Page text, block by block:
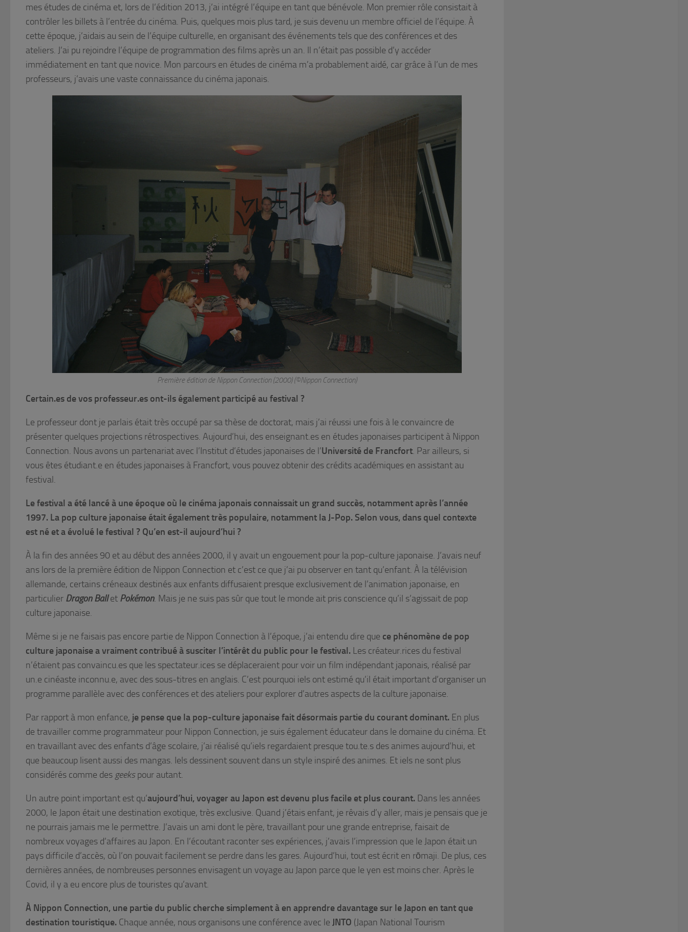
mes études de cinéma et, lors de l’édition 2013, j’ai intégré l’équipe en tant que bénévole. Mon premier rôle consistait à
contrôler les billets à l’entrée du cinéma. Puis, quelques mois plus tard, je suis devenu un membre officiel de l’équipe. À
cette époque, j’aidais au sein de l’équipe culturelle, en organisant des événements tels que des conférences et des
ateliers. J’ai pu rejoindre l’équipe de programmation des films après un an. Il n’était pas possible d’y accéder
immédiatement en tant que novice. Mon parcours en études de cinéma m’a probablement aidé, car grâce à l’un de mes
professeurs, j’avais une vaste connaissance du cinéma japonais.
Première édition de Nippon Connection (2000) (©Nippon Connection)
Certain.es de vos professeur.es ont-ils également participé au festival ?
Le professeur dont je parlais était très occupé par sa thèse de doctorat, mais j’ai réussi une fois à le convaincre de
présenter quelques projections rétrospectives. Aujourd’hui, des enseignant.es en études japonaises participent à Nippon
Connection. Nous avons un partenariat avec l’Institut d’études japonaises de l’Université de Francfort. Par ailleurs, si
vous êtes étudiant.e en études japonaises à Francfort, vous pouvez obtenir des crédits académiques en assistant au
festival.
Le festival a été lancé à une époque où le cinéma japonais connaissait un grand succès, notamment après l’année
1997. La pop culture japonaise était également très populaire, notamment la J-Pop. Selon vous, dans quel contexte
est né et a évolué le festival ? Qu’en est-il aujourd’hui ?
À la fin des années 90 et au début des années 2000, il y avait un engouement pour la pop-culture japonaise. J’avais neuf
ans lors de la première édition de Nippon Connection et c’est ce que j’ai pu observer en tant qu’enfant. À la télévision
allemande, certains créneaux destinés aux enfants diffusaient presque exclusivement de l’animation japonaise, en
particulier Dragon Ballet Pokémon. Mais je ne suis pas sûr que tout le monde ait pris conscience qu’il s’agissait de pop
culture japonaise.
Même si je ne faisais pas encore partie de Nippon Connection à l’époque, j’ai entendu dire que ce phénomène de pop
culture japonaise a vraiment contribué à susciter l’intérêt du public pour le festival. Les créateur.rices du festival
n’étaient pas convaincu.es que les spectateur.ices se déplaceraient pour voir un film indépendant japonais, réalisé par
un.e cinéaste inconnu.e, avec des sous-titres en anglais. C’est pourquoi iels ont estimé qu’il était important d’organiser un
programme parallèle avec des conférences et des ateliers pour explorer d’autres aspects de la culture japonaise.
Par rapport à mon enfance, je pense que la pop-culture japonaise fait désormais partie du courant dominant. En plus
de travailler comme programmateur pour Nippon Connection, je suis également éducateur dans le domaine du cinéma. Et
en travaillant avec des enfants d’âge scolaire, j’ai réalisé qu’iels regardaient presque tou.te.s des animes aujourd’hui, et
que beaucoup lisent aussi des mangas. Iels dessinent souvent dans un style inspiré des animes. Et iels ne sont plus
considérés comme des geekspour autant.
Un autre point important est qu’aujourd’hui, voyager au Japon est devenu plus facile et plus courant. Dans les années
2000, le Japon était une destination exotique, très exclusive. Quand j’étais enfant, je rêvais d’y aller, mais je pensais que je
ne pourrais jamais me le permettre. J’avais un ami dont le père, travaillant pour une grande entreprise, faisait de
nombreux voyages d’affaires au Japon. En l’écoutant raconter ses expériences, j’avais l’impression que le Japon était un
pays difficile d’accès, où l’on pouvait facilement se perdre dans les gares. Aujourd’hui, tout est écrit en rōmaji. De plus, ces
dernières années, de nombreuses personnes envisagent un voyage au Japon parce que le yen est moins cher. Après le
Covid, il y a eu encore plus de touristes qu’avant.
À Nippon Connection, une partie du public cherche simplement à en apprendre davantage sur le Japon en tant que
destination touristique. Chaque année, nous organisons une conférence avec le JNTO (Japan National Tourism